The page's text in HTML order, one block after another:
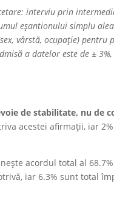
interviu prin
eșantionului simplu
vârstă, ocupație) pentru
a datelor este de ±
de stabilitate, nu de
acestei afirmații, iar
acordul total al
iar 6.3% sunt total